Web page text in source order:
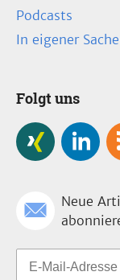
Podcasts
In eigener Sache
Folgt uns
Neue